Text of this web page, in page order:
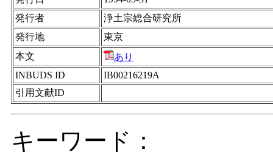
発行者
浄土宗総合研究所
発行地
東京
本文
あり
INBUDS ID
IB00216219A
引用文献ID
キーワード：